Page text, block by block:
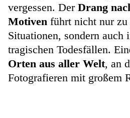
vergessen. Der Drang
Motiven führt nicht nur
Situationen, sondern auch
tragischen Todesfällen.
Orten aus aller Welt, an
Fotografieren mit großem